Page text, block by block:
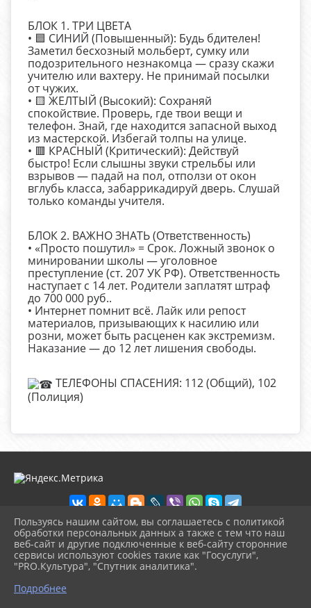
БЛОК 1. ТРИ ЦВЕТА
• 🟦 СИНИЙ (Повышенный): Будь бдителен!
Заметил бесхозный мольберт, сумку или
подозрительного незнакомца — сразу скажи
учителю или вахтеру. Не принимай посылки
от чужих.
• 🟨 ЖЕЛТЫЙ (Высокий): Сохраняй
спокойствие. Проверь, где твои вещи и
телефон. Знай, где находится запасной выход
из мастерской. Избегай толпы на улице.
• 🟥 КРАСНЫЙ (Критический): Действуй
быстро! Если слышны звуки стрельбы или
взрывов — падай на пол, отползи от окон
вглубь класса, забаррикадируй дверь. Слушай
только команды учителя.
БЛОК 2. ВАЖНО ЗНАТЬ (Ответственность)
• «Просто пошутил» = Срок. Ложный звонок о
минировании школы — уголовное
преступление (ст. 207 УК РФ). Ответственность
наступает с 14 лет. Родители заплатят штраф
до 700 000 руб..
• Интернет помнит всё. Лайк или репост
материалов, призывающих к насилию или
розни, может быть расценен как экстремизм.
Наказание — до 12 лет лишения свободы.
ТЕЛЕФОНЫ СПАСЕНИЯ: 112 (Общий), 102
(Полиция)
2026 г. dhsh-murm.ru
Вход
Карта сайта
Политика обработки персональных данных
Пользуясь нашим сайтом, вы соглашаетесь с политикой
обработки персональных данных а также с тем что наш
веб-сайт и другие подключенные к веб-сайту сторонние
сервисы используют cookies такие как "Госуслуги",
"PRO.Культура", "Спутник аналитика".
Подробнее